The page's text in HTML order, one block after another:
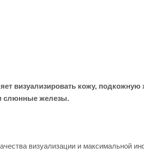
визуализировать кожу,
слюнные железы.
визуализации и максимальной